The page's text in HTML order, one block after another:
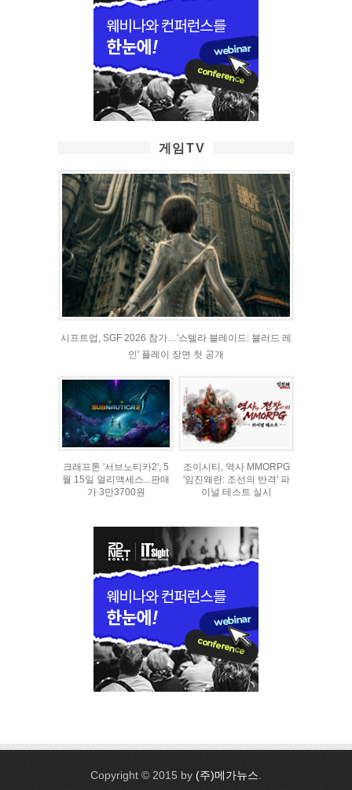
게임TV
시프트업, SGF 2026 참가…'스텔라 블레이드: 블러드 레
인' 플레이 장면 첫 공개
크래프톤 '서브노티카2', 5
월 15일 얼리액세스...판매
가 3만3700원
조이시티, 역사 MMORPG
'임진왜란: 조선의 반격' 파
이널 테스트 실시
Copyright © 2015 by (주)메가뉴스